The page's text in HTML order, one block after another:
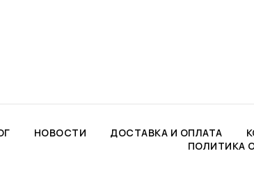
НОВОСТИ ДОСТАВКА И ОПЛАТА
ПОЛИТИКА